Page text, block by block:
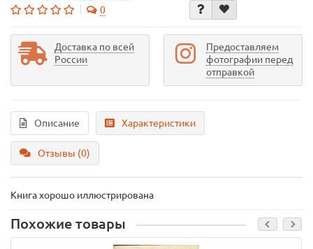
0
Доставка по всей
России
Предоставляем
фотографии перед
отправкой
Описание Характеристики
Отзывы (0)
Книга хорошо иллюстрирована
Похожие товары